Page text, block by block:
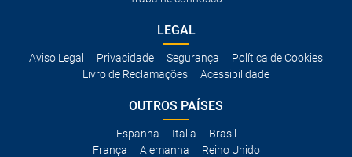
LEGAL
Aviso Legal Privacidade Segurança
Política de Cookies
Livro de Reclamações
Acessibilidade
OUTROS PAÍSES
Espanha Italia
Brasil
França
Alemanha
Reino Unido